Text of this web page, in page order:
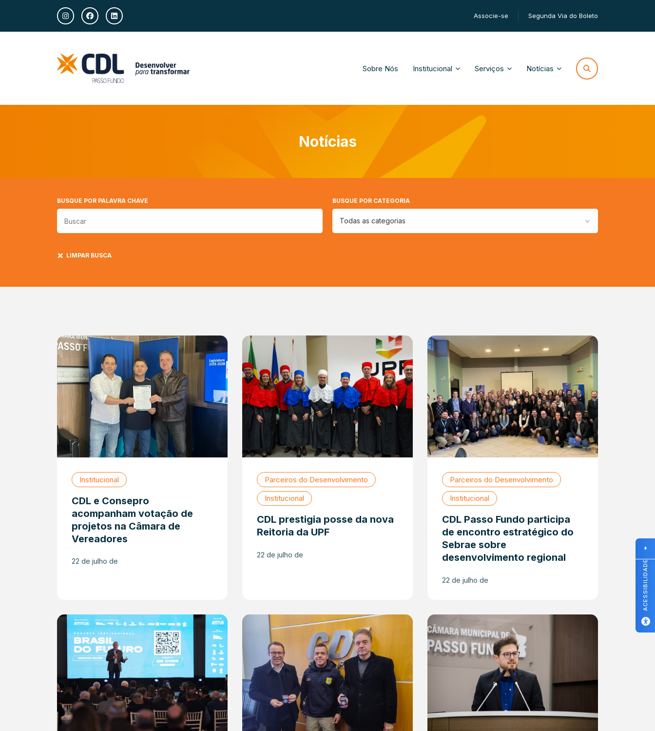
Associe-se Segunda Via do Boleto
Sobre Nós Institucional Serviços Notícias
Notícias
BUSQUE POR PALAVRA CHAVE BUSQUE POR CATEGORIA
LIMPAR BUSCA
Institucional
CDL e Consepro
acompanham votação de
projetos na Câmara de
Vereadores
22 de julho de
Parceiros do Desenvolvimento
Institucional
CDL prestigia posse da nova
Reitoria da UPF
22 de julho de
Parceiros do Desenvolvimento
Institucional
CDL Passo Fundo participa
de encontro estratégico do
Sebrae sobre
desenvolvimento regional
22 de julho de ACESSIBILIDADE